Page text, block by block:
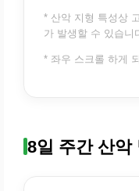
* 산악 지형 특성상
가 발생할 수 있습니
* 좌우 스크롤 하게
8일 주간 산악